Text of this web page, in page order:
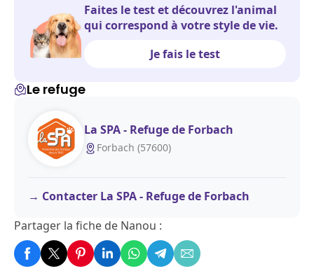
Faites le test et découvrez l'animal
qui correspond à votre style de vie.
Je fais le test
Le refuge
La SPA - Refuge de Forbach
Forbach (57600)
Contacter La SPA - Refuge de Forbach
Partager la fiche de Nanou :